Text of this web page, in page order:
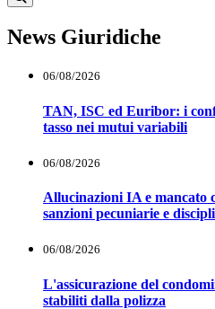
News Giuridiche
06/08/2026
TAN, ISC ed Euribor: i
tasso nei mutui variabili
06/08/2026
Allucinazioni IA e mancato
sanzioni pecuniarie e
06/08/2026
L'assicurazione del
stabiliti dalla polizza